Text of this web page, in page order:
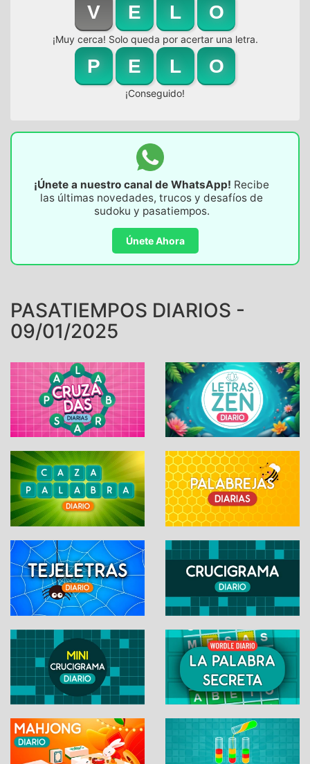
V E L O
¡Muy cerca! Solo queda por acertar una letra.
P E L O
¡Conseguido!
¡Únete a nuestro canal de WhatsApp! Recibe
las últimas novedades, trucos y desafíos de
sudoku y pasatiempos.
Únete Ahora
PASATIEMPOS DIARIOS -
09/01/2025